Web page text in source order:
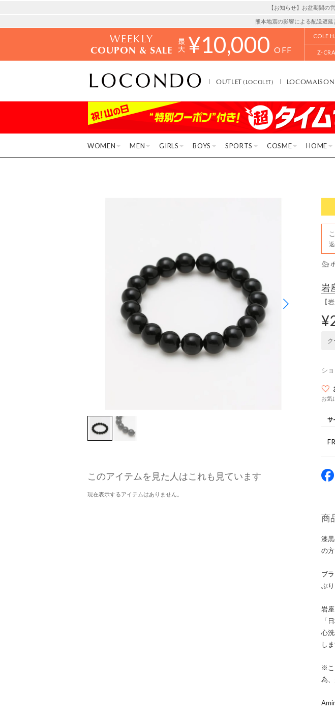
【お知らせ】お盆期間の
熊本地震の影響による配送遅延
WEEKLY
COUPON & SALE ¥10,000 OFF
COLE
Z-
OUTLET(LOCOLET) LOCOMAISON
WOMEN MEN GIRLS BOYS SPORTS COSME HOME
このアイテムを見た人はこれも見ています
現在表示するアイテムはありません。
岩
【
ショ
お気
サ
商
漆
の
ブ
ぶ
岩
「
心
しま
※こ
為